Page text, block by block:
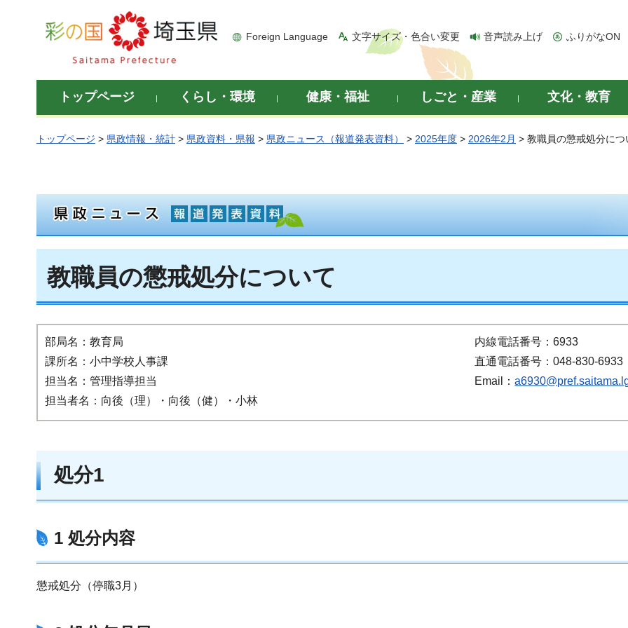
彩の国 埼玉県
Foreign Language 文字サイズ・色合い変更 音声読み上げ ふりがなON
トップページ くらし・環境 健康・福祉 しごと・産業 文化・教育
トップページ > 県政情報・統計 > 県政資料・県報 > 県政ニュース（報道発表資料） > 2025年度 > 2026年2月 > 教職員の懲戒処分につ
教職員の懲戒処分について
部局名：教育局
課所名：小中学校人事課
担当名：管理指導担当
担当者名：向後（理）・向後（健）・小林
内線電話番号：6933
直通電話番号：048-830-6933
Email：
処分1
1 処分内容
懲戒処分（停職3月）